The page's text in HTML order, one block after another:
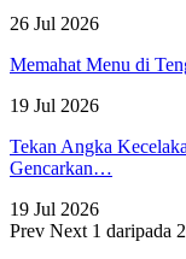
26 Jul 2026
Memahat Menu di
19 Jul 2026
Tekan Angka
Gencarkan…
19 Jul 2026
Prev Next 1 daripada